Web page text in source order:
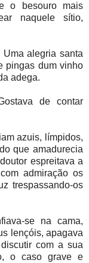
o besouro mais
naquele sítio,
alegria santa
pingas dum vinho
adega.
de contar
azuis, límpidos,
que amadurecia
espreitava a
admiração os
trespassando-os
se na cama,
lençóis, apagava
com a sua
o caso grave e